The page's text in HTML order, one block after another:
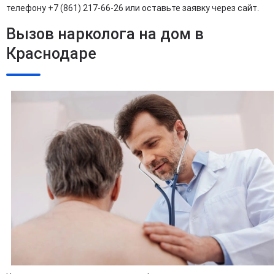
телефону +7 (861) 217-66-26 или оставьте заявку через сайт.
Вызов нарколога на дом в
Краснодаре